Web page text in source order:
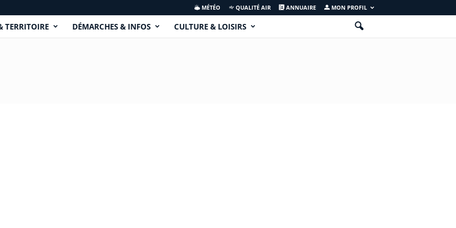
MÉTÉO QUALITÉ AIR ANNUAIRE MON PROFIL
TERRITOIRE DÉMARCHES & INFOS CULTURE & LOISIRS